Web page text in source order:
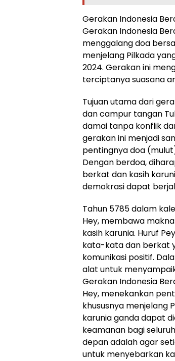
Gerakan Indonesia
Gerakan Indonesia
menggalang doa
menjelang Pilkada
2024. Gerakan ini
terciptanya suasana
Tujuan utama dari
dan campur tangan
damai tanpa konflik
gerakan ini menjadi
pentingnya doa
Dengan berdoa,
berkat dan kasih
demokrasi dapat
Tahun 5785 dalam
Hey, membawa
kasih karunia. Huruf
kata-kata dan berkat
komunikasi positif.
alat untuk
Gerakan Indonesia
Hey, menekankan
khususnya menjelang
karunia ganda dapat
keamanan bagi
depan adalah agar
untuk menyebarkan